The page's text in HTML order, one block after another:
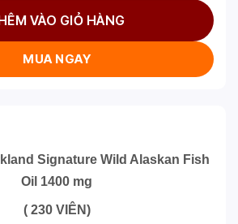
VÀO GIỎ HÀNG
MUA NGAY
Signature Wild Alaskan Fish
Oil 1400 mg
( 230 VIÊN)